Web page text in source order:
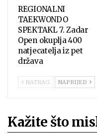
REGIONALNI
TAEKWONDO
SPEKTAKL 7. Zadar
Open okuplja 400
natjecatelja iz pet
država
NATRAG NAPRIJED
Kažite što